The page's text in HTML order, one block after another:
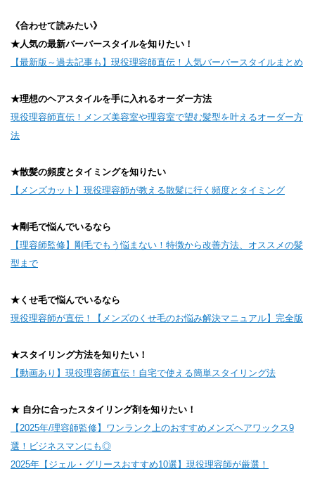
《合わせて読みたい》
★人気の最新バーバースタイルを知りたい！
【最新版～過去記事も】現役理容師直伝！人気バーバースタイルまとめ
★理想のヘアスタイルを手に入れるオーダー方法
現役理容師直伝！メンズ美容室や理容室で望む髪型を叶えるオーダー方
法
★散髪の頻度とタイミングを知りたい
【メンズカット】現役理容師が教える散髪に行く頻度とタイミング
★剛毛で悩んでいるなら
【理容師監修】剛毛でもう悩まない！特徴から改善方法、オススメの髪
型まで
★くせ毛で悩んでいるなら
現役理容師が直伝！【メンズのくせ毛のお悩み解決マニュアル】完全版
★スタイリング方法を知りたい！
【動画あり】現役理容師直伝！自宅で使える簡単スタイリング法
★ 自分に合ったスタイリング剤を知りたい！
【2025年/理容師監修】ワンランク上のおすすめメンズヘアワックス9
選！ビジネスマンにも◎
2025年【ジェル・グリースおすすめ10選】現役理容師が厳選！